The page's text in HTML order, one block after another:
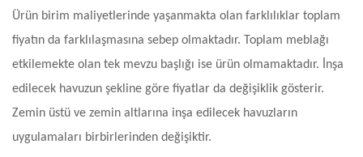
Ürün birim maliyetlerinde yaşanmakta olan farklılıklar toplam
fiyatın da farklılaşmasına sebep olmaktadır. Toplam meblağı
etkilemekte olan tek mevzu başlığı ise ürün olmamaktadır. İnşa
edilecek havuzun şekline göre fiyatlar da değişiklik gösterir.
Zemin üstü ve zemin altlarına inşa edilecek havuzların
uygulamaları birbirlerinden değişiktir.